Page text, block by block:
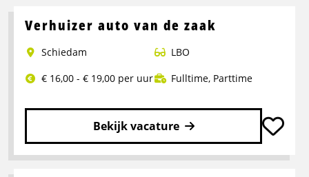
over
auto
van
de
zaak
Verhuizer auto van de zaak
Schiedam
LBO
€ 16,00 - € 19,00 per uur
Fulltime, Parttime
Bekijk vacature
Lees